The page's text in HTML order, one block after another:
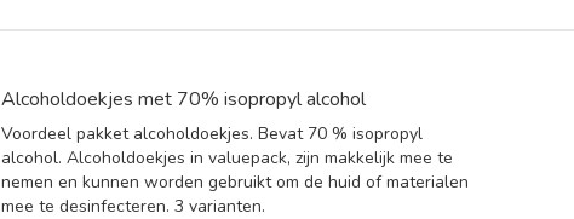
Alcoholdoekjes met 70% isopropyl alcohol
Voordeel pakket alcoholdoekjes. Bevat 70 % isopropyl
alcohol. Alcoholdoekjes in valuepack, zijn makkelijk mee te
nemen en kunnen worden gebruikt om de huid of materialen
mee te desinfecteren. 3 varianten.